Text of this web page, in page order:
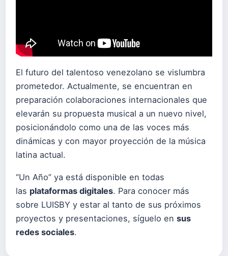
El futuro del talentoso venezolano se vislumbra
prometedor. Actualmente, se encuentran en
preparación colaboraciones internacionales que
elevarán su propuesta musical a un nuevo nivel,
posicionándolo como una de las voces más
dinámicas y con mayor proyección de la música
latina actual.
“Un Año” ya está disponible en todas
las plataformas digitales. Para conocer más
sobre LUISBY y estar al tanto de sus próximos
proyectos y presentaciones, síguelo en sus
redes sociales.